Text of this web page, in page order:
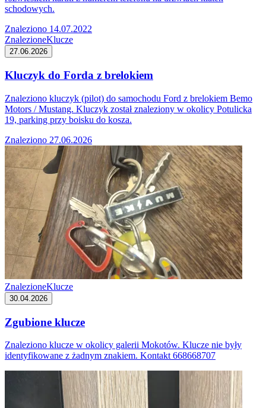
schodowych.
Znaleziono 14.07.2022
ZnalezioneKlucze
27.06.2026
Kluczyk do Forda z brelokiem
Znaleziono kluczyk (pilot) do samochodu Ford z brelokiem Bemo
Motors / Mustang. Kluczyk został znaleziony w okolicy Potulicka
19, parking przy boisku do kosza.
Znaleziono 27.06.2026
ZnalezioneKlucze
30.04.2026
Zgubione klucze
Znaleziono klucze w okolicy galerii Mokotów. Klucze nie były
identyfikowane z żadnym znakiem. Kontakt 668668707